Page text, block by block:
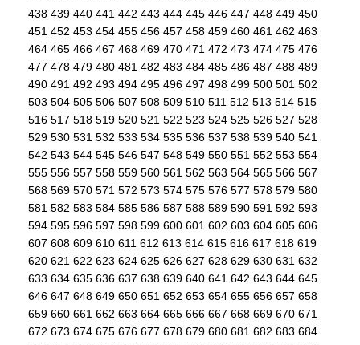
438 439 440 441 442 443 444 445 446 447 448 449 450
451 452 453 454 455 456 457 458 459 460 461 462 463
464 465 466 467 468 469 470 471 472 473 474 475 476
477 478 479 480 481 482 483 484 485 486 487 488 489
490 491 492 493 494 495 496 497 498 499 500 501 502
503 504 505 506 507 508 509 510 511 512 513 514 515
516 517 518 519 520 521 522 523 524 525 526 527 528
529 530 531 532 533 534 535 536 537 538 539 540 541
542 543 544 545 546 547 548 549 550 551 552 553 554
555 556 557 558 559 560 561 562 563 564 565 566 567
568 569 570 571 572 573 574 575 576 577 578 579 580
581 582 583 584 585 586 587 588 589 590 591 592 593
594 595 596 597 598 599 600 601 602 603 604 605 606
607 608 609 610 611 612 613 614 615 616 617 618 619
620 621 622 623 624 625 626 627 628 629 630 631 632
633 634 635 636 637 638 639 640 641 642 643 644 645
646 647 648 649 650 651 652 653 654 655 656 657 658
659 660 661 662 663 664 665 666 667 668 669 670 671
672 673 674 675 676 677 678 679 680 681 682 683 684